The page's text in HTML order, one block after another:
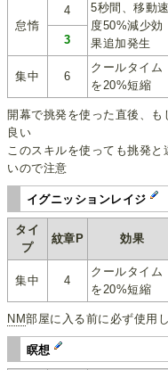
怠惰
4
5秒間、移動速
度50%減少効
果追加発生
3
集中 6
クールタイム
を20%短縮
開幕で挑発を使った直後、
良い
このスキルを使っても挑発
いので注意
イグニッションレイジ
タイ
プ
紋章P 効果
集中 4
クールタイム
を20%短縮
NM部屋に入る前に必ず使用
瞑想